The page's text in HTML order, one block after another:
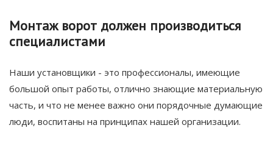
Монтаж ворот должен производиться
специалистами
Наши установщики - это профессионалы, имеющие
большой опыт работы, отлично знающие материальную
часть, и что не менее важно они порядочные думающие
люди, воспитаны на принципах нашей организации.